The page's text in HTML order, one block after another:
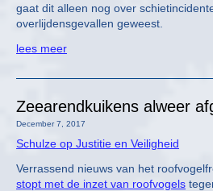
gaat dit alleen nog over
overlijdensgevallen geweest.
lees meer
Zeearendkuikens alweer
December 7, 2017
Schulze op Justitie en Veiligheid
Verrassend nieuws van het
stopt met de inzet van roofvogels